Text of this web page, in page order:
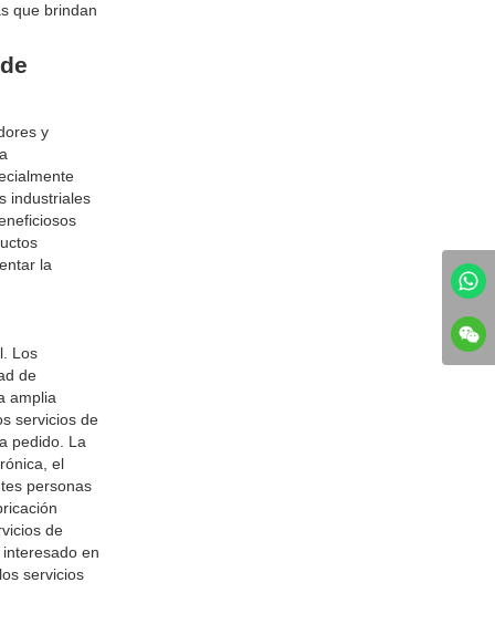
que brindan
y
industriales
la
Los
de
amplia
servicios de
pedido. La
el
personas
de
en
servicios